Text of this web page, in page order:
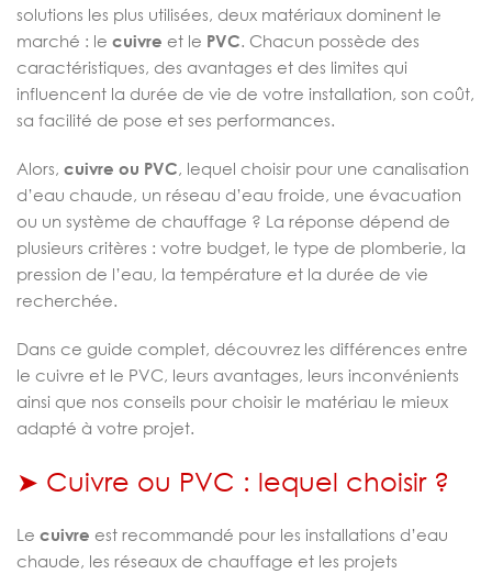
solutions les plus utilisées, deux matériaux dominent le
marché : le cuivre et le PVC. Chacun possède des
caractéristiques, des avantages et des limites qui
influencent la durée de vie de votre installation, son coût,
sa facilité de pose et ses performances.
Alors, cuivre ou PVC, lequel choisir pour une canalisation
d’eau chaude, un réseau d’eau froide, une évacuation
ou un système de chauffage ? La réponse dépend de
plusieurs critères : votre budget, le type de plomberie, la
pression de l’eau, la température et la durée de vie
recherchée.
Dans ce guide complet, découvrez les différences entre
le cuivre et le PVC, leurs avantages, leurs inconvénients
ainsi que nos conseils pour choisir le matériau le mieux
adapté à votre projet.
➤ Cuivre ou PVC : lequel choisir ?
Le cuivre est recommandé pour les installations d’eau
chaude, les réseaux de chauffage et les projets